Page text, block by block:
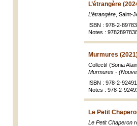
L’étrangère
L’étrangère ,
ISBN : 978-2-
Notes :
Murmures
Collectif (Sonia
Murmures -
ISBN : 978-2-
Notes : 978-2-
Le Petit
Le Petit Chaperon